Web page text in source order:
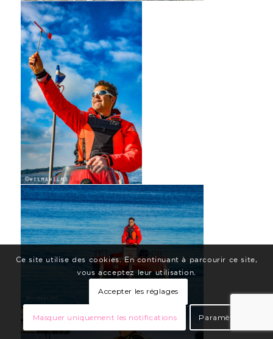
Ce site utilise des cookies. En continuant à parcourir ce site,
vous acceptez leur utilisation.
Accepter les réglages
Masquer uniquement les notifications Paramètres